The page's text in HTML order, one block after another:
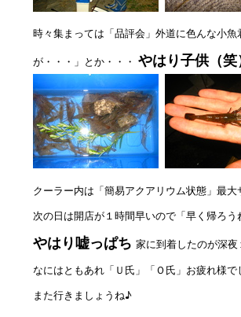
時々集まっては「品評会」外道に色んな小
が・・・」とか・・・ やはり子供（笑
クーラー内は「簡易アクアリウム状態」最大
次の日は開店が１時間早いので「早く帰ろう
やはり嘘っぱち 家に到着したのが深夜
なにはともあれ「Ｕ氏」「Ｏ氏」お疲れ様
また行きましょうね♪